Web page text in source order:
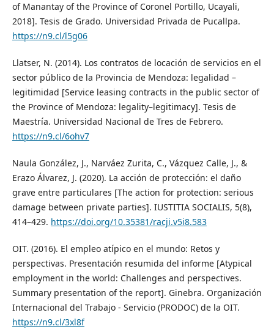
of Manantay of the Province of Coronel Portillo, Ucayali,
2018]. Tesis de Grado. Universidad Privada de Pucallpa.
https://n9.cl/l5g06
Llatser, N. (2014). Los contratos de locación de servicios en el
sector público de la Provincia de Mendoza: legalidad –
legitimidad [Service leasing contracts in the public sector of
the Province of Mendoza: legality–legitimacy]. Tesis de
Maestría. Universidad Nacional de Tres de Febrero.
https://n9.cl/6ohv7
Naula González, J., Narváez Zurita, C., Vázquez Calle, J., &
Erazo Álvarez, J. (2020). La acción de protección: el daño
grave entre particulares [The action for protection: serious
damage between private parties]. IUSTITIA SOCIALIS, 5(8),
414–429. https://doi.org/10.35381/racji.v5i8.583
OIT. (2016). El empleo atípico en el mundo: Retos y
perspectivas. Presentación resumida del informe [Atypical
employment in the world: Challenges and perspectives.
Summary presentation of the report]. Ginebra. Organización
Internacional del Trabajo - Servicio (PRODOC) de la OIT.
https://n9.cl/3xl8f